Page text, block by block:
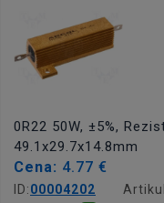
0R22 50W, ±5%,
49.1x29.7x14.8mm
Cena: 4.77 €
ID:00004202